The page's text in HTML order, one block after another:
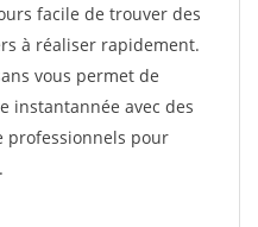
facile de trouver des
à réaliser rapidement.
vous permet de
instantannée avec des
professionnels pour